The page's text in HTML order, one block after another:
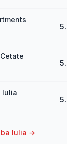
Iulia
Iulia →